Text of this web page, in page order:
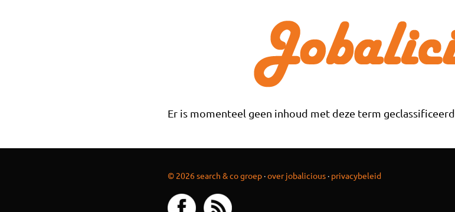
Er is momenteel geen inhoud met deze term geclassificeerd.
© 2026 search & co groep·over jobalicious· privacybeleid